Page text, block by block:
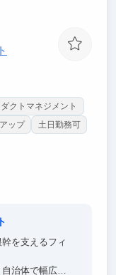
クトマネジメント
ップ
土日勤務可
を支えるフィ
治体で幅広く